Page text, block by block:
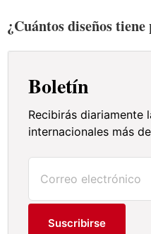
¿Cuántos diseños
Boletín
Recibirás diariamente
internacionales más
Suscribirse